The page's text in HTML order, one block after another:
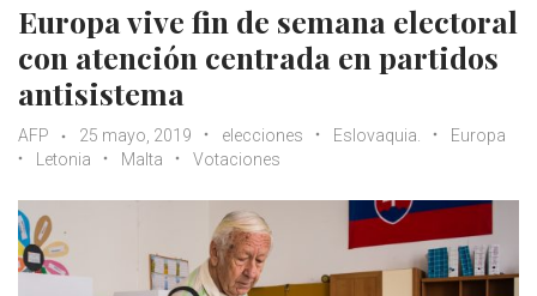
Europa vive fin de semana electoral
con atención centrada en partidos
antisistema
AFP 25 mayo, 2019 elecciones Eslovaquia.
Europa
Letonia
Malta Votaciones